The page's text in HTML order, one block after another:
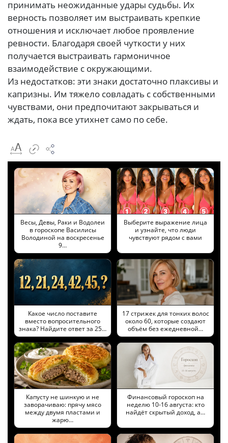
принимать неожиданные удары судьбы. Их
верность позволяет им выстраивать крепкие
отношения и исключает любое проявление
ревности. Благодаря своей чуткости у них
получается выстраивать гармоничное
взаимодействие с окружающими.
Из недостатков: эти знаки достаточно плаксивы и
капризны. Им тяжело совладать с собственными
чувствами, они предпочитают закрываться и
ждать, пока все утихнет само по себе.
Весы, Девы, Раки и Водолеи
в гороскопе Василисы
Володиной на воскресенье
9…
Выберите выражение лица
и узнайте, что люди
чувствуют рядом с вами
Какое число поставите
вместо вопросительного
знака? Найдите ответ за 25…
17 стрижек для тонких волос
около 60, которые создают
объём без ежедневной…
Капусту не шинкую и не
заворачиваю: прячу мясо
между двумя пластами и
жарю…
Финансовый гороскоп на
неделю 10-16 августа: кто
найдёт скрытый доход, а…